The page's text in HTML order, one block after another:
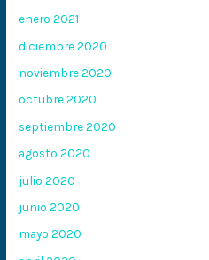
enero 2021
diciembre 2020
noviembre 2020
octubre 2020
septiembre 2020
agosto 2020
julio 2020
junio 2020
mayo 2020